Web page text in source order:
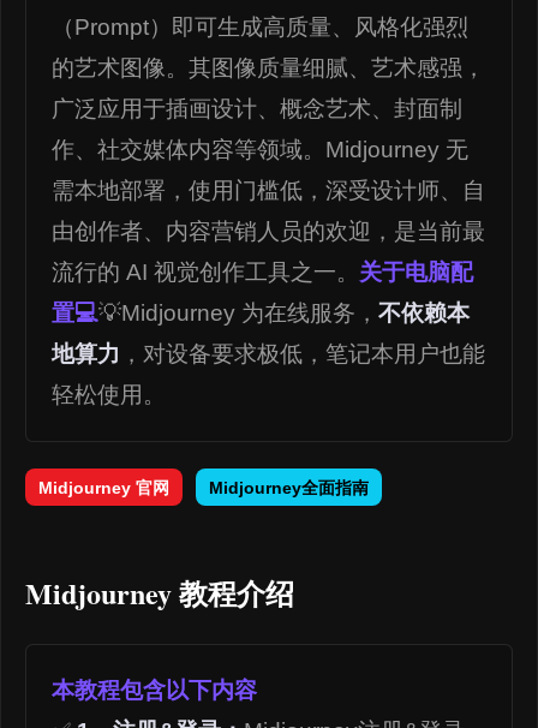
（Prompt）即可生成高质量、风格化强烈
的艺术图像。其图像质量细腻、艺术感强，
广泛应用于插画设计、概念艺术、封面制
作、社交媒体内容等领域。Midjourney 无
需本地部署，使用门槛低，深受设计师、自
由创作者、内容营销人员的欢迎，是当前最
流行的 AI 视觉创作工具之一。 关于电脑配
置💻💡Midjourney 为在线服务， 不依赖本
地算力 ，对设备要求极低，笔记本用户也能
轻松使用。
Midjourney 官网 Midjourney全面指南
Midjourney 教程介绍
本教程包含以下内容